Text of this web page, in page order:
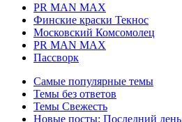
PR MAN MAX
Финские краски Текнос
Московский Комсомолец
PR MAN MAX
Пассворк
Самые популярные темы
Темы без ответов
Темы Свежесть
Новые посты: Последний день